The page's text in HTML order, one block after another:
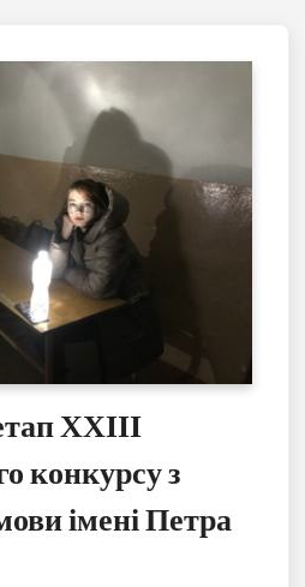
ХХІІІ
конкурсу з
імені Петра